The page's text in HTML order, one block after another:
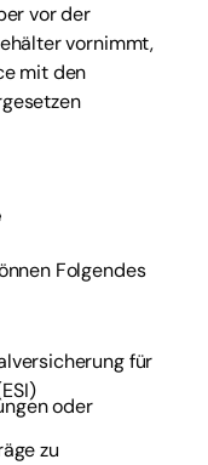
vor der
vornimmt,
mit den
Folgendes
für
oder
zu